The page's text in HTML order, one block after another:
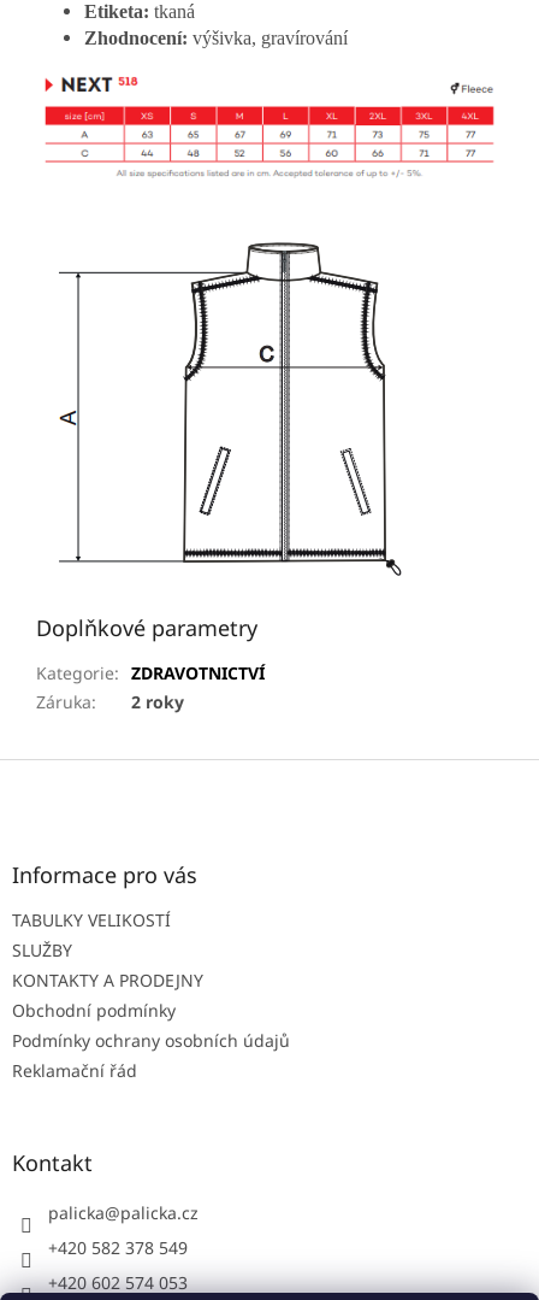
Etiketa: tkaná
Zhodnocení: výšivka, gravírování
Doplňkové parametry
Kategorie: ZDRAVOTNICTVÍ
Záruka: 2 roky
Z
Informace pro vás
TABULKY VELIKOSTÍ
SLUŽBY
KONTAKTY A PRODEJNY
Obchodní podmínky
Podmínky ochrany osobních údajů
Reklamační řád
Kontakt
palicka@palicka.cz
+420 582 378 549
+420 602 574 053